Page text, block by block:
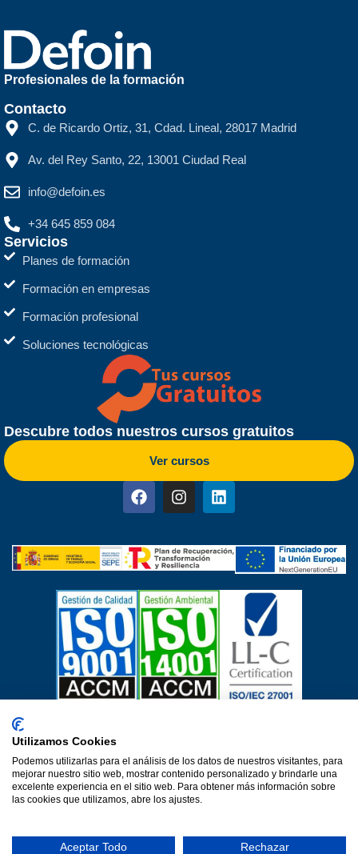
Profesionales de la formación
Contacto
C. de Ricardo Ortiz, 31, Cdad. Lineal, 28017 Madrid
Av. del Rey Santo, 22, 13001 Ciudad Real
info@defoin.es
+34 645 859 084
Servicios
Planes de formación
Formación en empresas
Formación profesional
Soluciones tecnológicas
Descubre todos nuestros cursos gratuitos
Ver cursos
Aviso LegalPolítica de privacidad
Política de calidadProtección de datos
Declaración de accesibilidad
© 2026·Ver 1.0·Formacion Para el Desarrollo e Insercion S.L.
Utilizamos Cookies
Podemos utilizarlas para el análisis de los datos de nuestros visitantes, para
mejorar nuestro sitio web, mostrar contenido personalizado y brindarle una
excelente experiencia en el sitio web. Para obtener más información sobre
las cookies que utilizamos, abre los ajustes.
Aceptar Todo Rechazar